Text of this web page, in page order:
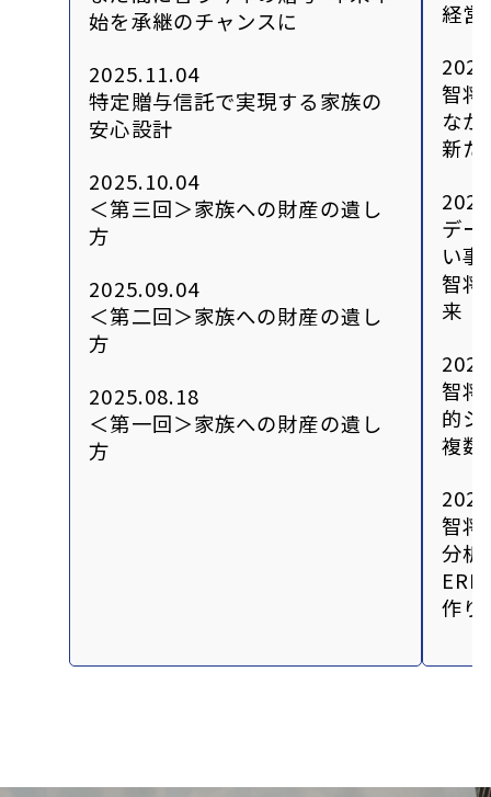
始を承継のチャンスに
2025.11.04
特定贈与信託で実現する家族の
安心設計
2025.10.04
＜第三回＞家族への財産の遺し
方
2025.09.04
＜第二回＞家族への財産の遺し
方
2025.08.18
＜第一回＞家族への財産の遺し
方
経営
智将
な
新た
デー
い事
智将
来
智将
的シ
複数
智将
分析
作り